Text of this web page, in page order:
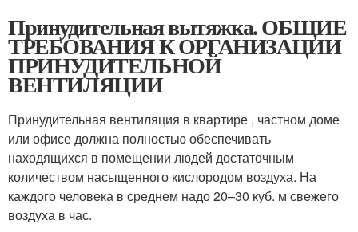
Принудительная вытяжка. ОБЩИЕ
ТРЕБОВАНИЯ К ОРГАНИЗАЦИИ
ПРИНУДИТЕЛЬНОЙ
ВЕНТИЛЯЦИИ
Принудительная вентиляция в квартире , частном доме
или офисе должна полностью обеспечивать
находящихся в помещении людей достаточным
количеством насыщенного кислородом воздуха. На
каждого человека в среднем надо 20–30 куб. м свежего
воздуха в час.